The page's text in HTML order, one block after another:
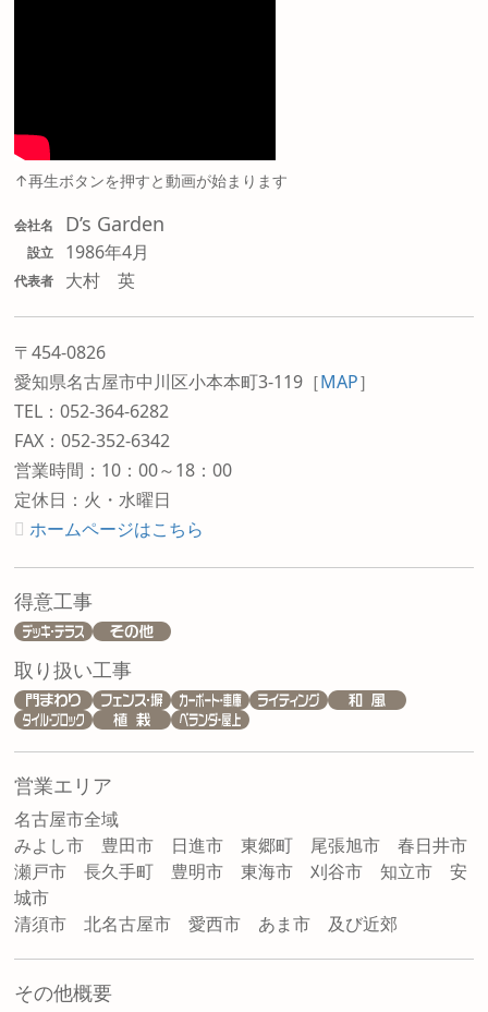
↑再生ボタンを押すと動画が始まります
会社名 D’s Garden
設立 1986年4月
代表者 大村 英
〒454-0826
愛知県名古屋市中川区小本本町3-119 ［MAP］
TEL：052-364-6282
FAX：052-352-6342
営業時間：10：00～18：00
定休日：火・水曜日
ホームページはこちら
得意工事
取り扱い工事
営業エリア
名古屋市全域
みよし市 豊田市 日進市 東郷町 尾張旭市 春日井市
瀬戸市 長久手町 豊明市 東海市 刈谷市 知立市 安
城市
清須市 北名古屋市 愛西市 あま市 及び近郊
その他概要